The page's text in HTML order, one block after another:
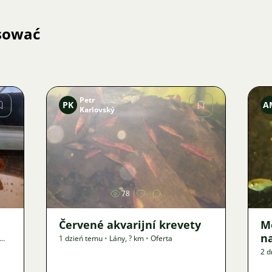
Zdjęcie
PK
Petr
Karlovský
78
Červené akvarijní krevety
1 dzień temu • Lány,? km • Oferta
2